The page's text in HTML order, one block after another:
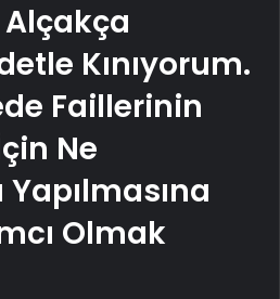
Kınıyorum.
Faillerinin
Ne
Olmak